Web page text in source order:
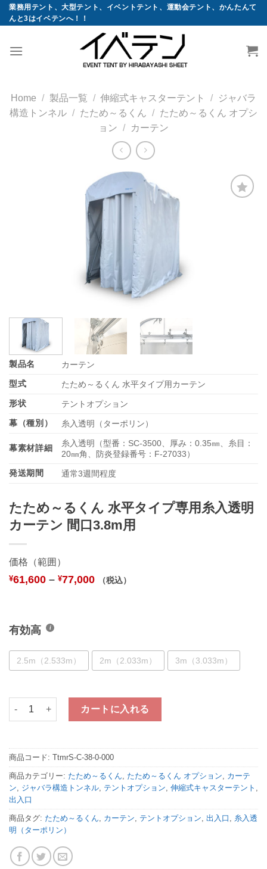
コ
ン
業務用テント、大型テント、イベントテント、運動会テント、かんたんて
んと3はイベテンへ！！
Home / 製品一覧 / 伸縮式キャスターテント /
ジャバラ
構造トンネル / たため～るくん /
たため～るくん オプシ
ョン / カーテン
製品名
カーテン
型式
たため～るくん 水平タイプ用カーテン
形状
テントオプション
幕（種別）
糸入透明（ターポリン）
幕素材詳細
糸入透明（型番：SC-3500、厚み：0.35㎜、糸目：
20㎜角、防炎登録番号：F-27033）
発送期間
通常3週間程度
たため～るくん 水平タイプ専用糸入透明
カーテン 間口3.8m用
価格（範囲）
¥61,600 – ¥77,000 （税込）
有効高
2.5m（2.533m） 2m（2.033m） 3m（3.033m）
たため～るくん 水平タイプ専用糸入透明カーテン 間口3.8m用 個
カートに入れる
商品コード: TtmrS-C-38-0-000
商品カテゴリー: たため～るくん たため～るくん オプション
カーテ
ン
ジャバラ構造トンネル テントオプション 伸縮式キャスターテント
出入口
商品タグ: たため～るくん カーテン テントオプション 出入口
糸入透
明（ターポリン）